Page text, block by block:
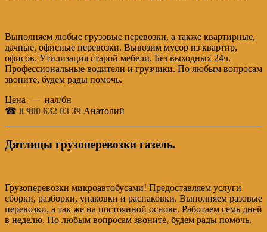
Выполняем любые грузовые перевозки, а также квартирные,
дачные, офисные перевозки. Вывозим мусор из квартир,
офисов. Утилизация старой мебели. Без выходных 24ч.
Профессиональные водители и грузчики. По любым вопросам
звоните, будем рады помочь.
Цена — нал/бн
☎ 8 900 632 03 39 Анатолий
Дятлицы грузоперевозки газель.
Грузоперевозки микроавтобусами! Предоставляем услуги
сборки, разборки, упаковки и распаковки. Выполняем разовые
перевозки, а так же на постоянной основе. Работаем семь дней
в неделю. По любым вопросам звоните, будем рады помочь.